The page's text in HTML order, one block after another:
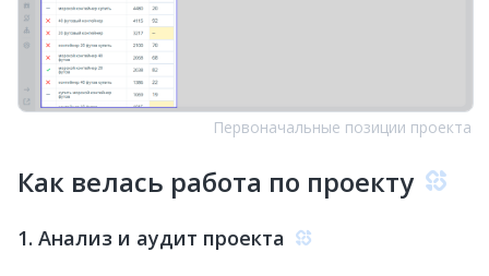
Первоначальные позиции проекта
Как велась работа по проекту
1. Анализ и аудит проекта